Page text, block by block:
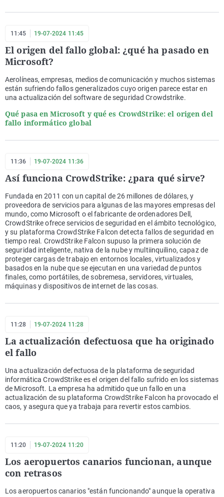
11:45 19-07-2024 11:45
El origen del fallo global: ¿qué ha pasado en
Microsoft?
Aerolíneas, empresas, medios de comunicación y muchos sistemas
están sufriendo fallos generalizados cuyo origen parece estar en
una actualización del software de seguridad Crowdstrike.
Qué pasa en Microsoft y qué es CrowdStrike: el origen del
fallo informático global
11:36 19-07-2024 11:36
Así funciona CrowdStrike: ¿para qué sirve?
Fundada en 2011 con un capital de 26 millones de dólares, y
proveedora de servicios para algunas de las mayores empresas del
mundo, como Microsoft o el fabricante de ordenadores Dell,
CrowdStrike ofrece servicios de seguridad en el ámbito tecnológico,
y su plataforma CrowdStrike Falcon detecta fallos de seguridad en
tiempo real. CrowdStrike Falcon supuso la primera solución de
seguridad inteligente, nativa de la nube y multiinquilino, capaz de
proteger cargas de trabajo en entornos locales, virtualizados y
basados ​​en la nube que se ejecutan en una variedad de puntos
finales, como portátiles, de sobremesa, servidores, virtuales,
máquinas y dispositivos de internet de las cosas.
11:28 19-07-2024 11:28
La actualización defectuosa que ha originado
el fallo
Una actualización defectuosa de la plataforma de seguridad
informática CrowdStrike es el origen del fallo sufrido en los sistemas
de Microsoft. La empresa ha admitido que un fallo en una
actualización de su plataforma CrowdStrike Falcon ha provocado el
caos, y asegura que ya trabaja para revertir estos cambios.
11:20 19-07-2024 11:20
Los aeropuertos canarios funcionan, aunque
con retrasos
Los aeropuertos canarios "están funcionando" aunque la operativa